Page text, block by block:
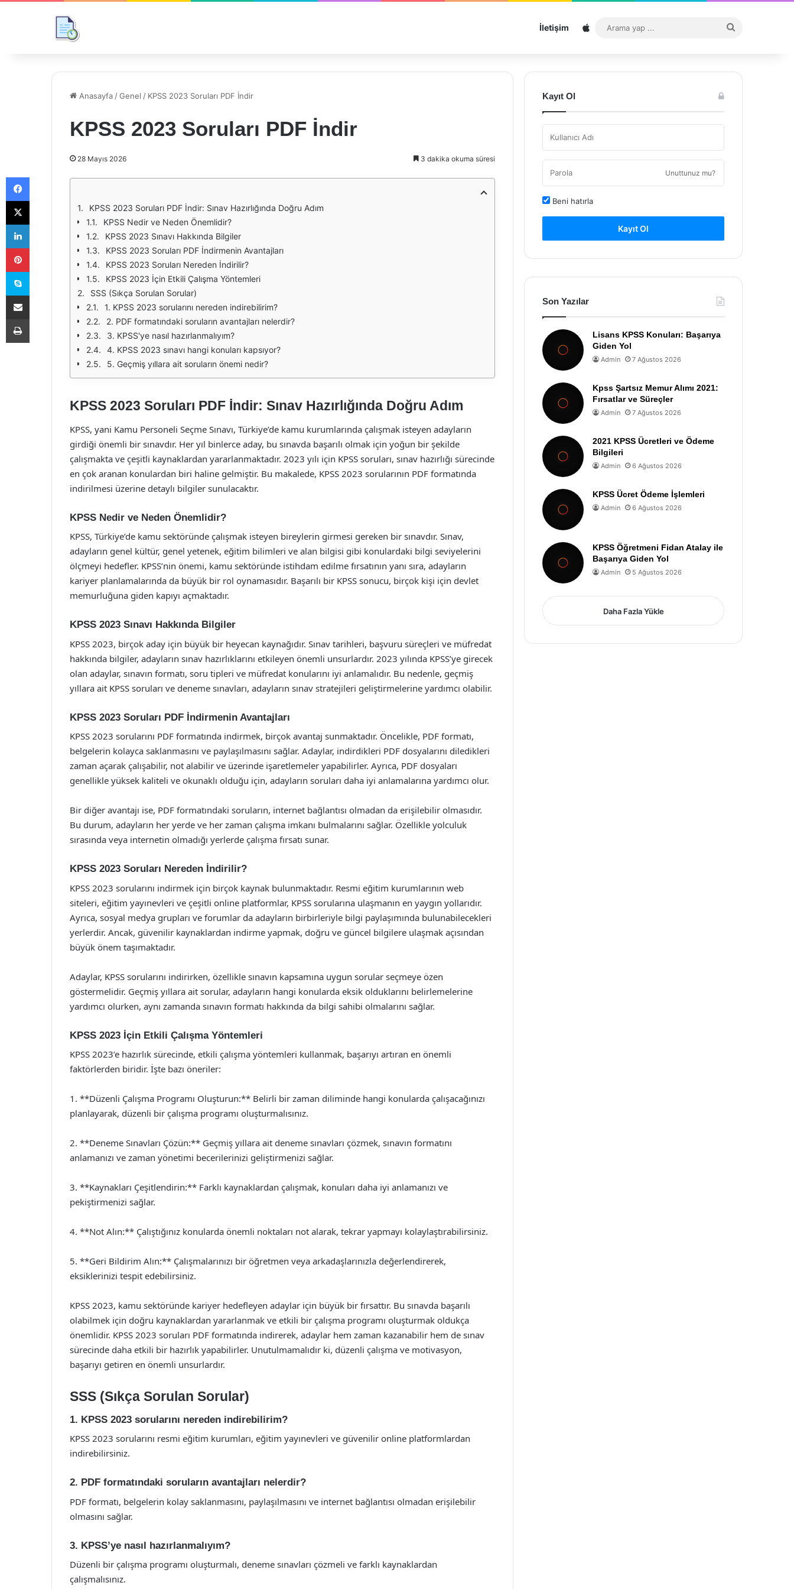
İletişim Sitemap
...
Anasayfa /Genel / KPSS 2023 Soruları PDF İndir
KPSS 2023 Soruları PDF İndir
28 Mayıs 2026 3 dakika okuma süresi
KPSS 2023 Soruları PDF İndir: Sınav Hazırlığında Doğru Adım
KPSS Nedir ve Neden Önemlidir?
KPSS 2023 Sınavı Hakkında Bilgiler
KPSS 2023 Soruları PDF İndirmenin Avantajları
KPSS 2023 Soruları Nereden İndirilir?
KPSS 2023 İçin Etkili Çalışma Yöntemleri
SSS (Sıkça Sorulan Sorular)
1. KPSS 2023 sorularını nereden indirebilirim?
2. PDF formatındaki soruların avantajları nelerdir?
3. KPSS'ye nasıl hazırlanmalıyım?
4. KPSS 2023 sınavı hangi konuları kapsıyor?
5. Geçmiş yıllara ait soruların önemi nedir?
KPSS 2023 Soruları PDF İndir: Sınav Hazırlığında Doğru Adım
KPSS, yani Kamu Personeli Seçme Sınavı, Türkiye’de kamu kurumlarında çalışmak isteyen adayların
girdiği önemli bir sınavdır. Her yıl binlerce aday, bu sınavda başarılı olmak için yoğun bir şekilde
çalışmakta ve çeşitli kaynaklardan yararlanmaktadır. 2023 yılı için KPSS soruları, sınav hazırlığı sürecinde
en çok aranan konulardan biri haline gelmiştir. Bu makalede, KPSS 2023 sorularının PDF formatında
indirilmesi üzerine detaylı bilgiler sunulacaktır.
KPSS Nedir ve Neden Önemlidir?
KPSS, Türkiye’de kamu sektöründe çalışmak isteyen bireylerin girmesi gereken bir sınavdır. Sınav,
adayların genel kültür, genel yetenek, eğitim bilimleri ve alan bilgisi gibi konulardaki bilgi seviyelerini
ölçmeyi hedefler. KPSS’nin önemi, kamu sektöründe istihdam edilme fırsatının yanı sıra, adayların
kariyer planlamalarında da büyük bir rol oynamasıdır. Başarılı bir KPSS sonucu, birçok kişi için devlet
memurluğuna giden kapıyı açmaktadır.
KPSS 2023 Sınavı Hakkında Bilgiler
KPSS 2023, birçok aday için büyük bir heyecan kaynağıdır. Sınav tarihleri, başvuru süreçleri ve müfredat
hakkında bilgiler, adayların sınav hazırlıklarını etkileyen önemli unsurlardır. 2023 yılında KPSS’ye girecek
olan adaylar, sınavın formatı, soru tipleri ve müfredat konularını iyi anlamalıdır. Bu nedenle, geçmiş
yıllara ait KPSS soruları ve deneme sınavları, adayların sınav stratejileri geliştirmelerine yardımcı olabilir.
KPSS 2023 Soruları PDF İndirmenin Avantajları
KPSS 2023 sorularını PDF formatında indirmek, birçok avantaj sunmaktadır. Öncelikle, PDF formatı,
belgelerin kolayca saklanmasını ve paylaşılmasını sağlar. Adaylar, indirdikleri PDF dosyalarını diledikleri
zaman açarak çalışabilir, not alabilir ve üzerinde işaretlemeler yapabilirler. Ayrıca, PDF dosyaları
genellikle yüksek kaliteli ve okunaklı olduğu için, adayların soruları daha iyi anlamalarına yardımcı olur.
Bir diğer avantajı ise, PDF formatındaki soruların, internet bağlantısı olmadan da erişilebilir olmasıdır.
Bu durum, adayların her yerde ve her zaman çalışma imkanı bulmalarını sağlar. Özellikle yolculuk
sırasında veya internetin olmadığı yerlerde çalışma fırsatı sunar.
KPSS 2023 Soruları Nereden İndirilir?
KPSS 2023 sorularını indirmek için birçok kaynak bulunmaktadır. Resmi eğitim kurumlarının web
siteleri, eğitim yayınevleri ve çeşitli online platformlar, KPSS sorularına ulaşmanın en yaygın yollarıdır.
Ayrıca, sosyal medya grupları ve forumlar da adayların birbirleriyle bilgi paylaşımında bulunabilecekleri
yerlerdir. Ancak, güvenilir kaynaklardan indirme yapmak, doğru ve güncel bilgilere ulaşmak açısından
büyük önem taşımaktadır.
Adaylar, KPSS sorularını indirirken, özellikle sınavın kapsamına uygun sorular seçmeye özen
göstermelidir. Geçmiş yıllara ait sorular, adayların hangi konularda eksik olduklarını belirlemelerine
yardımcı olurken, aynı zamanda sınavın formatı hakkında da bilgi sahibi olmalarını sağlar.
KPSS 2023 İçin Etkili Çalışma Yöntemleri
KPSS 2023’e hazırlık sürecinde, etkili çalışma yöntemleri kullanmak, başarıyı artıran en önemli
faktörlerden biridir. İşte bazı öneriler:
1. **Düzenli Çalışma Programı Oluşturun:** Belirli bir zaman diliminde hangi konularda çalışacağınızı
planlayarak, düzenli bir çalışma programı oluşturmalısınız.
2. **Deneme Sınavları Çözün:** Geçmiş yıllara ait deneme sınavları çözmek, sınavın formatını
anlamanızı ve zaman yönetimi becerilerinizi geliştirmenizi sağlar.
3. **Kaynakları Çeşitlendirin:** Farklı kaynaklardan çalışmak, konuları daha iyi anlamanızı ve
pekiştirmenizi sağlar.
4. **Not Alın:** Çalıştığınız konularda önemli noktaları not alarak, tekrar yapmayı kolaylaştırabilirsiniz.
5. **Geri Bildirim Alın:** Çalışmalarınızı bir öğretmen veya arkadaşlarınızla değerlendirerek,
eksiklerinizi tespit edebilirsiniz.
KPSS 2023, kamu sektöründe kariyer hedefleyen adaylar için büyük bir fırsattır. Bu sınavda başarılı
olabilmek için doğru kaynaklardan yararlanmak ve etkili bir çalışma programı oluşturmak oldukça
önemlidir. KPSS 2023 soruları PDF formatında indirerek, adaylar hem zaman kazanabilir hem de sınav
sürecinde daha etkili bir hazırlık yapabilirler. Unutulmamalıdır ki, düzenli çalışma ve motivasyon,
başarıyı getiren en önemli unsurlardır.
SSS (Sıkça Sorulan Sorular)
1. KPSS 2023 sorularını nereden indirebilirim?
KPSS 2023 sorularını resmi eğitim kurumları, eğitim yayınevleri ve güvenilir online platformlardan
indirebilirsiniz.
2. PDF formatındaki soruların avantajları nelerdir?
PDF formatı, belgelerin kolay saklanmasını, paylaşılmasını ve internet bağlantısı olmadan erişilebilir
olmasını sağlar.
3. KPSS’ye nasıl hazırlanmalıyım?
Düzenli bir çalışma programı oluşturmalı, deneme sınavları çözmeli ve farklı kaynaklardan
çalışmalısınız.
Kayıt Ol
Unuttunuz mu?
Beni hatırla
Kayıt Ol
Son Yazılar
Lisans KPSS Konuları: Başarıya
Giden Yol
Admin 7 Ağustos 2026
Kpss Şartsız Memur Alımı 2021:
Fırsatlar ve Süreçler
Admin 7 Ağustos 2026
2021 KPSS Ücretleri ve Ödeme
Bilgileri
Admin 6 Ağustos 2026
KPSS Ücret Ödeme İşlemleri
Admin 6 Ağustos 2026
KPSS Öğretmeni Fidan Atalay ile
Başarıya Giden Yol
Admin 5 Ağustos 2026
Daha Fazla Yükle
Facebook
X
LinkedIn
Pinterest
Skype
E-Posta ile paylaş